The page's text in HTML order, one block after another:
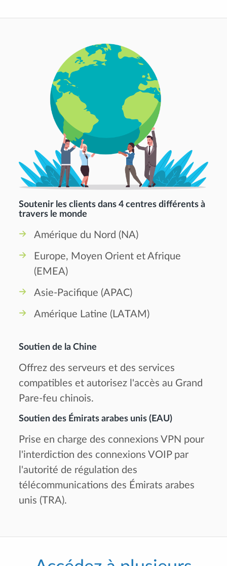
Soutenir les clients dans 4 centres différents à
travers le monde
Amérique du Nord (NA)
Europe, Moyen Orient et Afrique
(EMEA)
Asie-Pacifique (APAC)
Amérique Latine (LATAM)
Soutien de la Chine
Offrez des serveurs et des services
compatibles et autorisez l'accès au Grand
Pare-feu chinois.
Soutien des Émirats arabes unis (EAU)
Prise en charge des connexions VPN pour
l'interdiction des connexions VOIP par
l'autorité de régulation des
télécommunications des Émirats arabes
unis (TRA).